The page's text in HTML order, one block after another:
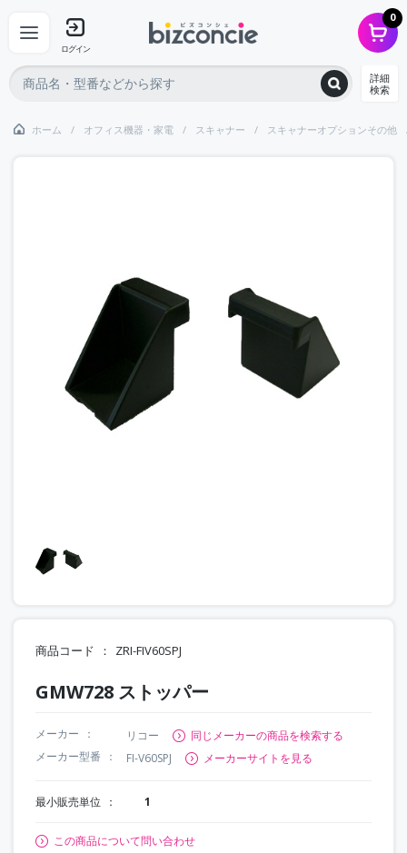
ログイン
0
詳細
検索
ホーム オフィス機器・家電 スキャナー スキャナーオプションその他
商品コード ZRI-FIV60SPJ
GMW728 ストッパー
メーカー リコー
同じメーカーの商品を検索する
メーカー型番
FI-V60SPJ メーカーサイトを見る
最小販売単位 1
この商品について問い合わせ